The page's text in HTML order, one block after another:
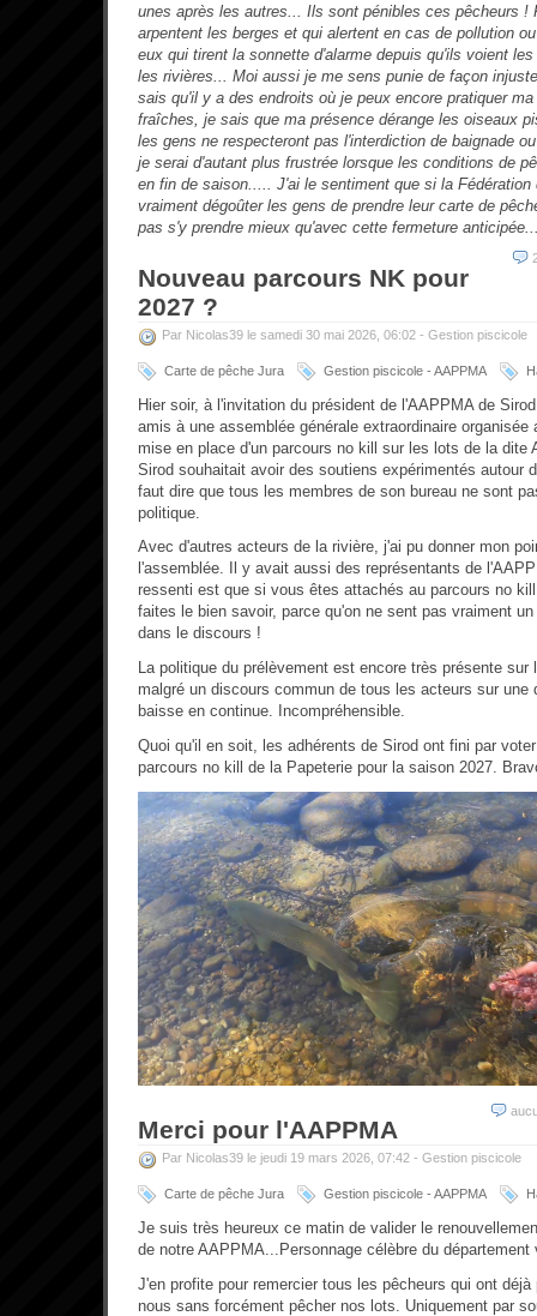
unes après les autres... Ils sont pénibles ces pêcheurs !
arpentent les berges et qui alertent en cas de pollution
eux qui tirent la sonnette d'alarme depuis qu'ils voient
les rivières... Moi aussi je me sens punie de façon
sais qu'il y a des endroits où je peux encore pratiquer
fraîches, je sais que ma présence dérange les oiseaux
les gens ne respecteront pas l'interdiction de baignade
je serai d'autant plus frustrée lorsque les conditions de
en fin de saison..... J'ai le sentiment que si la Fédération
vraiment dégoûter les gens de prendre leur carte de
pas s'y prendre mieux qu'avec cette fermeture
Nouveau parcours NK pour
2027 ?
Par Nicolas39 le samedi 30 mai 2026, 06:02 - Gestion piscicole
Carte de pêche Jura Gestion piscicole - AAPPMA
Hier soir, à l'invitation du président de l'AAPPMA de
amis à une assemblée générale extraordinaire
mise en place d'un parcours no kill sur les lots de la dite
Sirod souhaitait avoir des soutiens expérimentés autour
faut dire que tous les membres de son bureau ne sont
politique.
Avec d'autres acteurs de la rivière, j'ai pu donner mon
l'assemblée. Il y avait aussi des représentants de
ressenti est que si vous êtes attachés au parcours no
faites le bien savoir, parce qu'on ne sent pas vraiment
dans le discours !
La politique du prélèvement est encore très présente
malgré un discours commun de tous les acteurs sur une
baisse en continue. Incompréhensible.
Quoi qu'il en soit, les adhérents de Sirod ont fini par
parcours no kill de la Papeterie pour la saison 2027.
Merci pour l'AAPPMA
Par Nicolas39 le jeudi 19 mars 2026, 07:42 - Gestion piscicole
Carte de pêche Jura Gestion piscicole - AAPPMA
Je suis très heureux ce matin de valider le
de notre AAPPMA...Personnage célèbre du département
J'en profite pour remercier tous les pêcheurs qui ont
nous sans forcément pêcher nos lots. Uniquement par